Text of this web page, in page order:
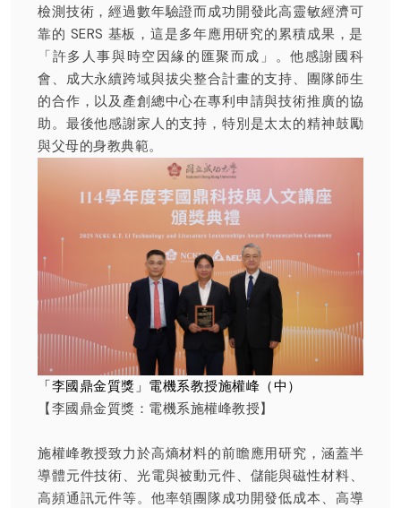
檢測技術，經過數年驗證而成功開發此高靈敏經濟可
靠的 SERS 基板，這是多年應用研究的累積成果，是
「許多人事與時空因緣的匯聚而成」。他感謝國科
會、成大永續跨域與拔尖整合計畫的支持、團隊師生
的合作，以及產創總中心在專利申請與技術推廣的協
助。最後他感謝家人的支持，特別是太太的精神鼓勵
與父母的身教典範。
「李國鼎金質獎」電機系教授施權峰（中）
【李國鼎金質獎：電機系施權峰教授】
施權峰教授致力於高熵材料的前瞻應用研究，涵蓋半
導體元件技術、光電與被動元件、儲能與磁性材料、
高頻通訊元件等。他率領團隊成功開發低成本、高導